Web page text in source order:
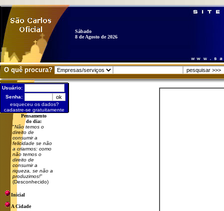
Sábado
8 de Agosto de 2026
O quê procura?
Usuário:
Senha:
esqueceu os dados?
cadastre-se gratuitamente
Pensamento
do dia:
"Não temos o
direito de
consumir a
felicidade se não
a criarmos: como
não temos o
direito de
consumir a
riqueza, se não a
produzimos!"
(Desconhecido)
Inicial
A Cidade